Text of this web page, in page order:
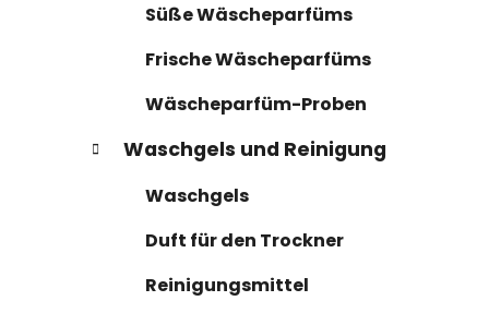
Süße Wäscheparfüms
Frische Wäscheparfüms
Wäscheparfüm-Proben
Waschgels und Reinigung
Waschgels
Duft für den Trockner
Reinigungsmittel